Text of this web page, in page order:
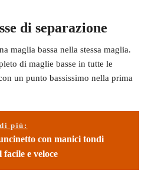
di separazione
maglia bassa nella stessa maglia.
di maglie basse in tutte le
un punto bassissimo nella prima
più:
con manici tondi
e veloce